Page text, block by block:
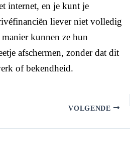
internet, en je kunt je
liever niet volledig
kunnen ze hun
afschermen, zonder dat dit
of bekendheid.
VOLGENDE